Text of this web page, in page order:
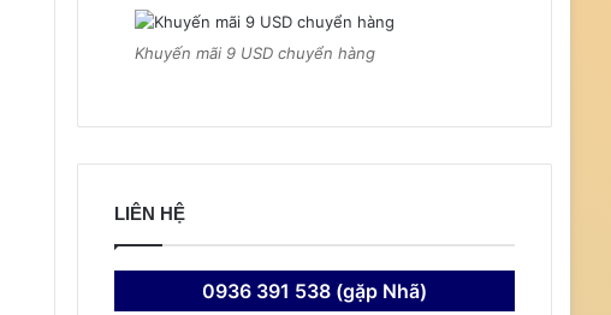
Khuyến mãi 9 USD chuyển hàng
LIÊN HỆ
0936 391 538 (gặp Nhã)